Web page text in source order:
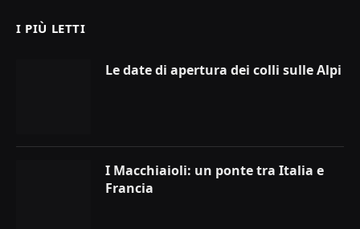
I PIÙ LETTI
Le date di apertura dei colli sulle Alpi
I Macchiaioli: un ponte tra Italia e
Francia